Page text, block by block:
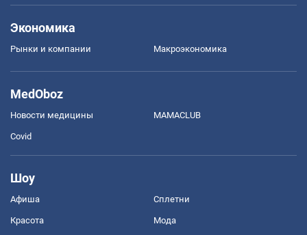
Экономика
Рынки и компании Mакроэкономика
MedOboz
Новости медицины MAMACLUB
Covid
Шоу
Афиша Сплетни
Красота Мода